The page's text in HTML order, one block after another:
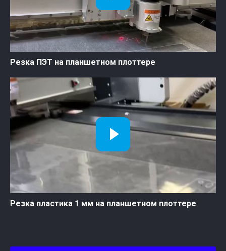
Резка ПЭТ на планшетном плоттере
Резка пластика 1 мм на планшетном плоттере